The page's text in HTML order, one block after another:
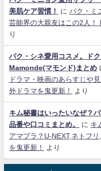
美肌ケア習慣！
に パク・ミ
芸能界の大親友はこの2人！
り
パク・シネ愛用コスメ。ド
Mamonde(マモンド)まとめ
ドラマ・映画のあらすじや
外ドラマを鬼更新！
より
キム秘書はいったいなぜ？
品番や口コミまとめ。
に キ
アマプラ？U-NEXT,ネトフ
を鬼更新！
より